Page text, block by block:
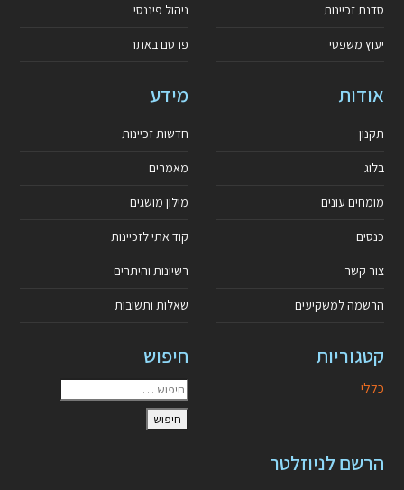
סדנת זכיינות
יעוץ משפטי
ניהול פיננסי
פרסם באתר
אודות
תקנון
בלוג
מומחים עונים
כנסים
צור קשר
הרשמה למשקיעים
מידע
חדשות זכיינות
מאמרים
מילון מושגים
קוד אתי לזכיינות
רשיונות והיתרים
שאלות ותשובות
קטגוריות
כללי
חיפוש
הרשם לניוזלטר